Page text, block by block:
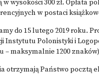
wysokości 300 zł. Opłata
w postaci
do 15 lutego 2019 roku.
Polonistyki i
maksymalnie 1200
otrzymają Państwo pocztą